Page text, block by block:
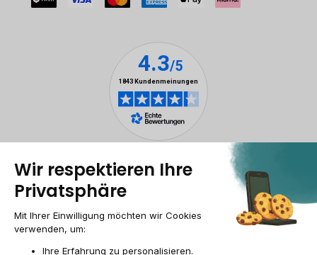
Rechtliche Hinweise
Cookie-Verwaltung
Allgemeine Geschäftsbedingungen
Personenbezogener daten
Webseite der Recommerce Group